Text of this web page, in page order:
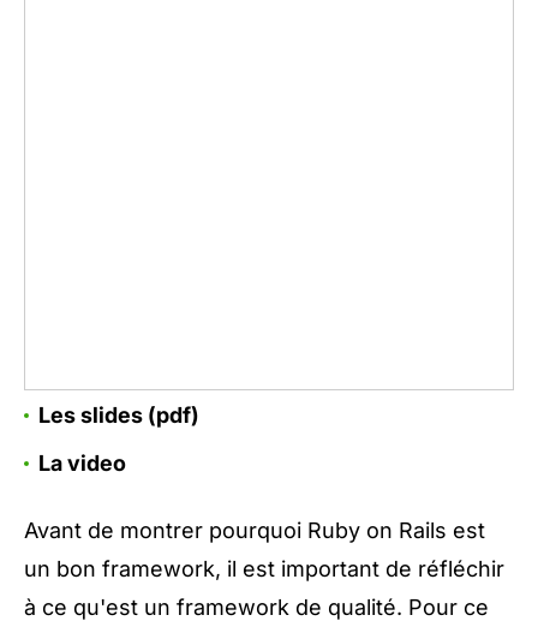
Les slides (pdf)
La video
Avant de montrer pourquoi Ruby on Rails est
un bon framework, il est important de réfléchir
à ce qu'est un framework de qualité. Pour ce